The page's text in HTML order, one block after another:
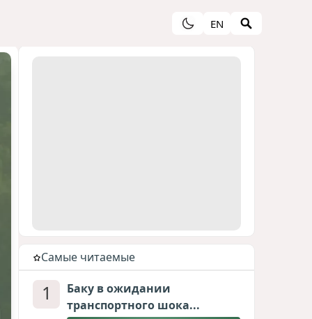
EN
Cамые читаемые
1
Баку в ожидании
транспортного шока...